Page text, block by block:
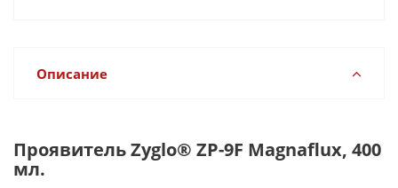
Описание
Проявитель Zyglo® ZP-9F Magnaflux, 400
мл.